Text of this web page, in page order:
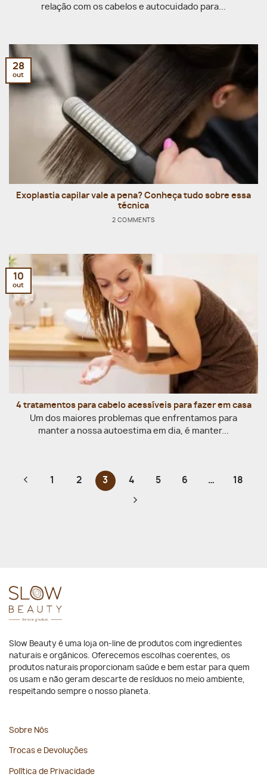
relação com os cabelos e autocuidado para...
Exoplastia capilar vale a pena? Conheça tudo sobre essa
técnica
2 COMMENTS
28
out
4 tratamentos para cabelo acessíveis para fazer em casa
Um dos maiores problemas que enfrentamos para
manter a nossa autoestima em dia, é manter...
10
out
1 2 3 4 5 6 … 18
Slow Beauty é uma loja on-line de produtos com ingredientes
naturais e orgânicos. Oferecemos escolhas coerentes, os
produtos naturais proporcionam saúde e bem estar para quem
os usam e não geram descarte de resíduos no meio ambiente,
respeitando sempre o nosso planeta.
Sobre Nós
Trocas e Devoluções
Política de Privacidade